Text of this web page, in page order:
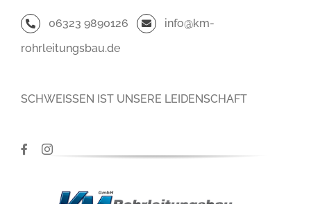
Inhalt
06323 9890126
info@km-
rohrleitungsbau.de
SCHWEISSEN IST UNSERE LEIDENSCHAFT